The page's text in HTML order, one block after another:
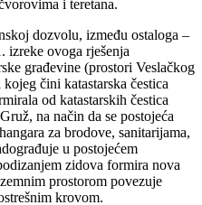
i teretana.
dozvolu, između ostaloga –
izreke ovoga rješenja
građevine (prostori Veslačkog
čini katastarska čestica
od katastarskih čestica
na način da se postojeća
za brodove, sanitarijama,
u postojećem
zidova formira nova
prostorom povezuje
krovom.